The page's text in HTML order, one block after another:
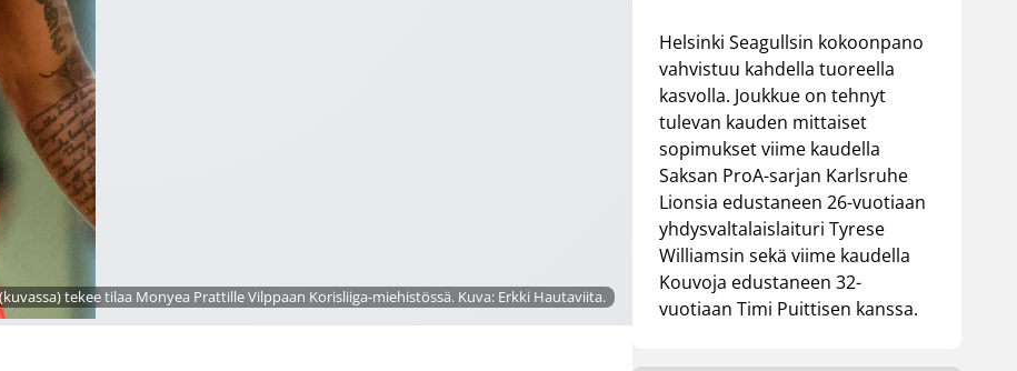
tekee tilaa Monyea Prattille Vilppaan Korisliiga-miehistössä. Kuva: Erkki Hautaviita.
Helsinki Seagullsin kokoonpano
vahvistuu kahdella tuoreella
kasvolla. Joukkue on tehnyt
tulevan kauden mittaiset
sopimukset viime kaudella
Saksan ProA-sarjan Karlsruhe
Lionsia edustaneen 26-vuotiaan
yhdysvaltalaislaituri Tyrese
Williamsin sekä viime kaudella
Kouvoja edustaneen 32-
vuotiaan Timi Puittisen kanssa.